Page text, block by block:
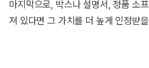
마지막으로, 박스나 설명서, 정품 소
져 있다면 그 가치를 더 높게 인정받